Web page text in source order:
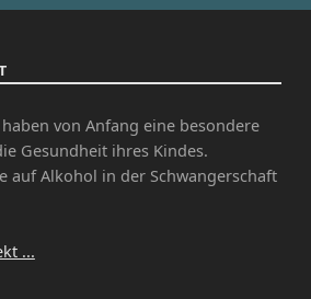
von Anfang eine besondere
Gesundheit ihres Kindes.
auf Alkohol in der Schwangerschaft
...